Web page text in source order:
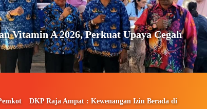
Vitamin A 2026, Perkuat Upaya Cegah
DKP Raja Ampat : Kewenangan Izin Berada di